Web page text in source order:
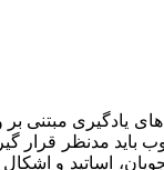
یادگیری مبتنی
باید مدنظر قرار
اساتید و اشکال